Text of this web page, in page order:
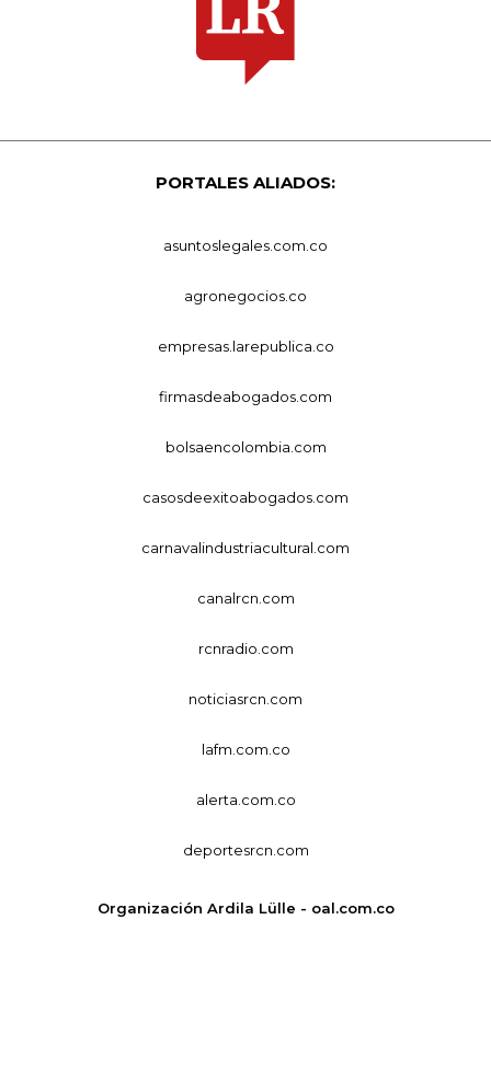
PORTALES ALIADOS:
asuntoslegales.com.co
agronegocios.co
empresas.larepublica.co
firmasdeabogados.com
bolsaencolombia.com
casosdeexitoabogados.com
carnavalindustriacultural.com
canalrcn.com
rcnradio.com
noticiasrcn.com
lafm.com.co
alerta.com.co
deportesrcn.com
Organización Ardila Lülle - oal.com.co